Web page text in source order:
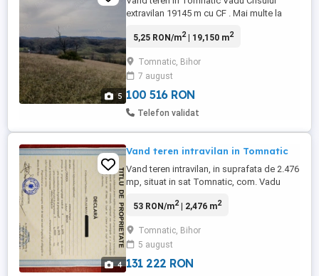
5
extravilan 19145 m cu CF . Mai multe la
5,25 RON/m2| 19,150 m2
Tomnatic, Bihor
7 august
100 516 RON
Telefon validat
4
Vand teren intravilan in Tomnatic
Vand teren intravilan, in suprafata de 2.476
mp, situat in sat Tomnatic, com. Vadu
distanta fata de Parcul de Aventura din
teren este un izvor cu apa potabila iar
stalpul de curent este chiar la limita de
proprietate. Accesul ...
53 RON/m2| 2,476 m2
Tomnatic, Bihor
5 august
131 222 RON